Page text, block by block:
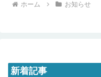
ホーム お知らせ
新着記事